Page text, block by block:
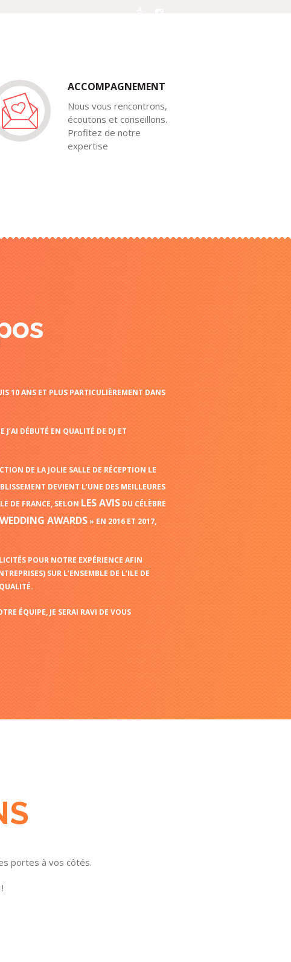
ACCOMPAGNEMENT
Nous vous rencontrons,
écoutons et conseillons.
Profitez de notre
expertise
10 ANS ET PLUS PARTICULIÈREMENT DANS
J’AI DÉBUTÉ EN QUALITÉ DE DJ ET
DE LA JOLIE SALLE DE RÉCEPTION LE
DEVIENT L’UNE DES MEILLEURES
DE FRANCE, SELON LES AVISDU CÉLÈBRE
WEDDING AWARDS» EN 2016 ET 2017,
POUR NOTRE EXPÉRIENCE AFIN
SUR L’ENSEMBLE DE L’ILE DE
ÉQUIPE, JE SERAI RAVI DE VOUS
portes à vos côtés.